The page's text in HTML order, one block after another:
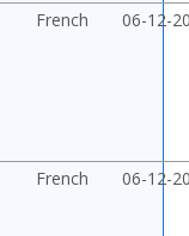
French 06-12-
French 06-12-